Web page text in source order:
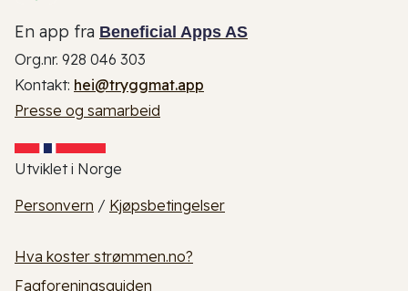
En app fra Beneficial Apps AS
Org.nr. 928 046 303
Kontakt: hei@tryggmat.app
Presse og samarbeid
Utviklet i Norge
Personvern / Kjøpsbetingelser
Hva koster strømmen.no?
Fagforeningsguiden